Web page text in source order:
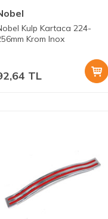
Kulp Kartaca 224-
Krom Inox
TL